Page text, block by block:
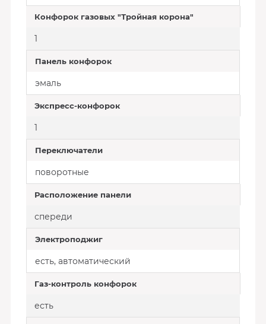
Конфорок газовых "Тройная корона"
1
Панель конфорок
эмаль
Экспресс-конфорок
1
Переключатели
поворотные
Расположение панели
спереди
Электроподжиг
есть, автоматический
Газ-контроль конфорок
есть